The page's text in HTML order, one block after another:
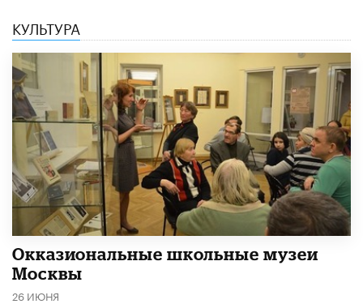
КУЛЬТУРА
​Окказиональные школьные музеи
Москвы
26 ИЮНЯ